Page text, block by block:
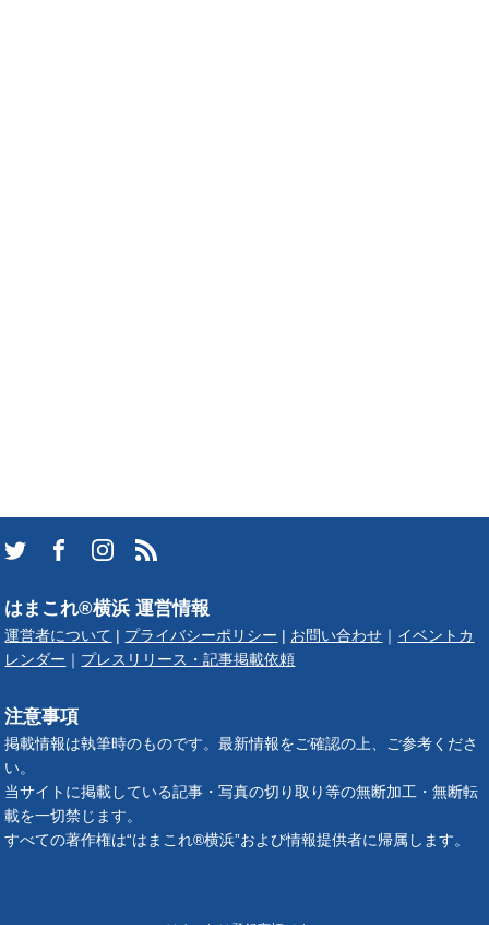
はまこれ®横浜 運営情報
運営者について プライバシーポリシー お問い合わせ
イベントカ
レンダー
プレスリリース・記事掲載依頼
注意事項
掲載情報は執筆時のものです。最新情報をご確認の上、ご参考くださ
い。
当サイトに掲載している記事・写真の切り取り等の無断加工・無断転
載を一切禁じます。
すべての著作権は“はまこれ®横浜”および情報提供者に帰属します。